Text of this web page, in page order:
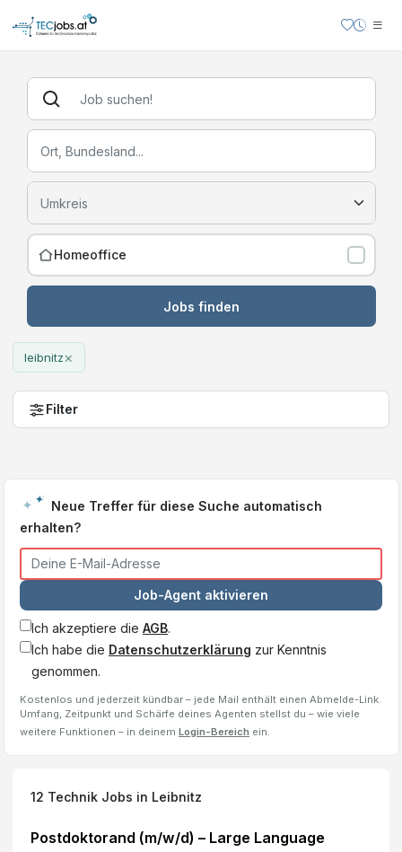
Homeoffice
Jobs finden
leibnitz×
Filter
Neue Treffer für diese Suche automatisch
erhalten?
Job-Agent aktivieren
Ich akzeptiere die AGB.
Ich habe die Datenschutzerklärung zur Kenntnis
genommen.
Kostenlos und jederzeit kündbar – jede Mail enthält einen Abmelde-Link.
Umfang, Zeitpunkt und Schärfe deines Agenten stellst du – wie viele
weitere Funktionen – in deinem Login-Bereich ein.
12 Technik Jobs in Leibnitz
Postdoktorand (m/w/d) – Large Language